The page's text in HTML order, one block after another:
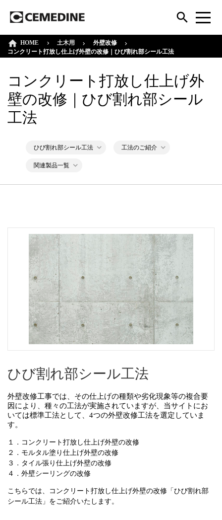
HOME 土木用
外壁改修
コンクリート打放し仕上げ外壁の改修｜ひび割れ部シール工法
コンクリート打放し仕上げ外
壁の改修｜ひび割れ部シール
工法
ひび割れ部シール工法 工法のご紹介
関連製品一覧
ひび割れ部シール工法
外壁改修工事では、その仕上げの種類や劣化現象等の複合要
因により、種々の工法が実施されていますが、当サイトにお
いては標準工法として、4つの外壁改修工法を選定していま
す。
１．コンクリート打放し仕上げ外壁の改修
２．モルタル塗り仕上げ外壁の改修
３．タイル張り仕上げ外壁の改修
４．外壁シーリングの改修
こちらでは、コンクリート打放し仕上げ外壁の改修「ひび割れ部
シール工法」をご紹介いたします。